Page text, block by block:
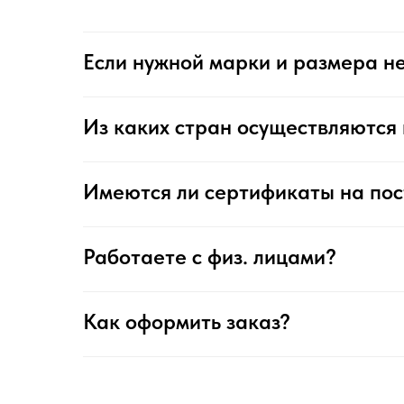
Если нужной марки и размера
Из каких стран
Имеются ли сертификаты на
Работаете с физ. лицами?
Как оформить заказ?